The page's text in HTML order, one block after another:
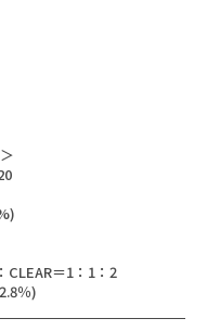
CLEAR＝1：1：2
％)